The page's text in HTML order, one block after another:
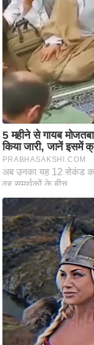
ति
वि
श्ले
ष
ण
स
सा
म
यि
क
मा
तृ
भू
मि
स्तं
भ
ए
म
.
आ